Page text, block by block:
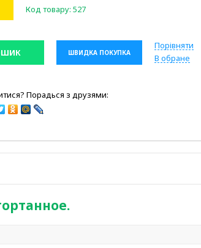
Код товару: 527
ШВИДКА ПОКУПКА
Порівняти
В обране
Порадься з друзями: